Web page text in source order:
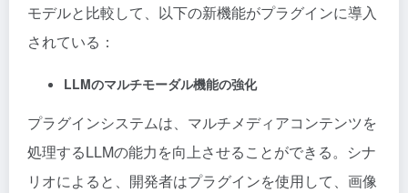
モデルと比較して、以下の新機能がプラグインに導入
されている：
LLMのマルチモーダル機能の強化
プラグインシステムは、マルチメディアコンテンツを
処理するLLMの能力を向上させることができる。シナ
リオによると、開発者はプラグインを使用して、画像